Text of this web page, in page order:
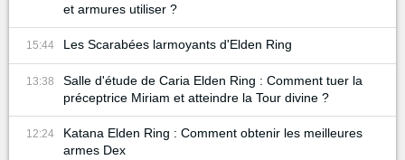
et armures utiliser ?
15:44 Les Scarabées larmoyants d'Elden Ring
13:38
Salle d'étude de Caria Elden Ring : Comment tuer la
préceptrice Miriam et atteindre la Tour divine ?
12:24
Katana Elden Ring : Comment obtenir les meilleures
armes Dex